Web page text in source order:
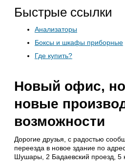
Быстрые ссылки
Анализаторы
Боксы и шкафы приборные
Где купить?
Новый офис,
новые
возможности
Дорогие друзья, с радостью
переезда в новое здание по
Шушары, 2 Бадаевский проезд, 5